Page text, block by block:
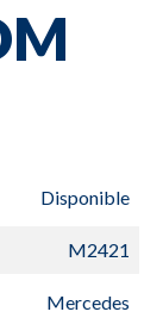
Disponible
M2421
Mercedes